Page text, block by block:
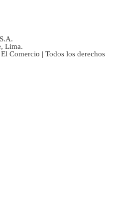
Lima.
Comercio | Todos los derechos